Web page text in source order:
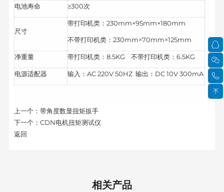
电池寿命 ≥300次
尺寸
带打印机类：230mm×95mm×180mm
不带打印机类：230mm×70mm×125mm
净重量 带打印机类：8.5KG 不带打印机类：6.5KG
电源适配器 输入：AC 220V 50HZ 输出：DC 10V 300mA
上一个： 带角度数显扭矩扳手
下一个： CDN电机扭矩测试仪
返回
相关产品